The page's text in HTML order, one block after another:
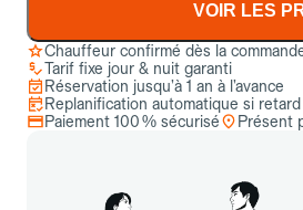
VOIR LES
Chauffeur confirmé dès la
Tarif fixe jour & nuit garanti
Réservation jusqu’à 1 an à l’avance
Replanification automatique si
Paiement 100 % sécurisé
Présent